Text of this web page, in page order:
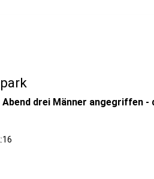
drei Männer angegriffen -